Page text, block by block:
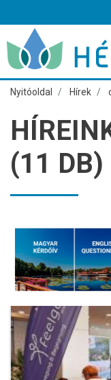
Nyitóoldal Hírek
(11 DB)